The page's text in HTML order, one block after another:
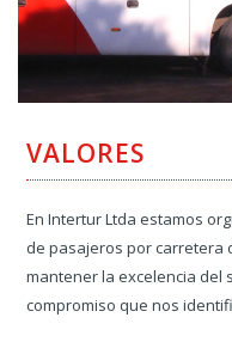
VALORES
En Intertur Ltda estamos
de pasajeros por carretera
mantener la excelencia del
compromiso que nos